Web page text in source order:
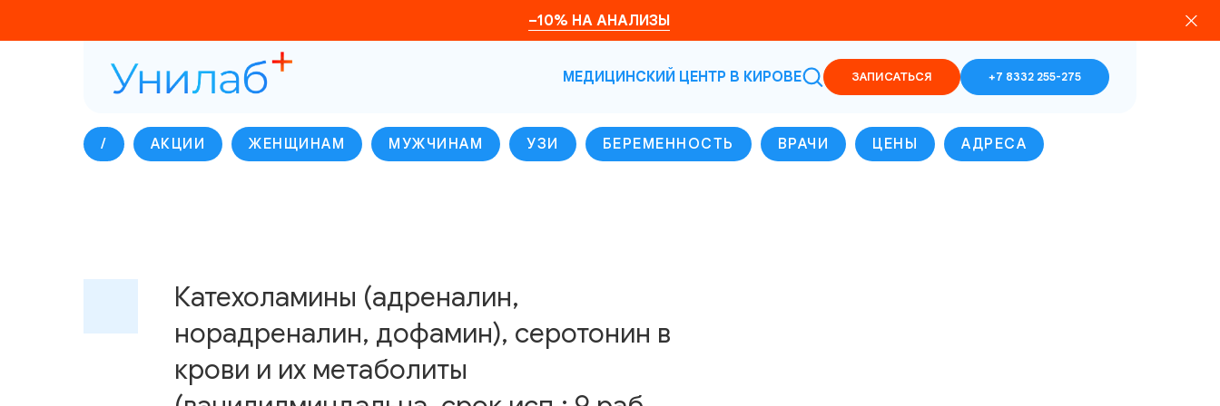
–10% НА АНАЛИЗЫ
МЕДИЦИНСКИЙ ЦЕНТР В КИРОВЕ ЗАПИСАТЬСЯ +7 8332 255-275
/ АКЦИИ ЖЕНЩИНАМ МУЖЧИНАМ УЗИ БЕРЕМЕННОСТЬ ВРАЧИ ЦЕНЫ АДРЕСА
Катехоламины (адреналин,
норадреналин, дофамин), серотонин в
крови и их метаболиты